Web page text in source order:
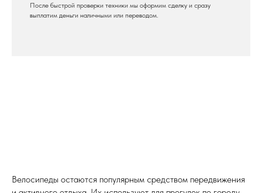
После быстрой проверки техники мы оформим сделку и сразу
выплатим деньги наличными или переводом.
Велосипеды остаются популярным средством передвижения